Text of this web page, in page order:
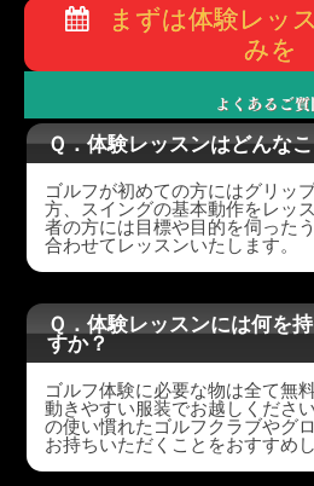
まずは体験レッ
みを
Ｑ．体験レッスンはどんな
ゴルフが初めての方にはグリッ
方、スイングの基本動作をレッ
者の方には目標や目的を伺った
合わせてレッスンいたします。
Ｑ．体験レッスンには何を
すか？
ゴルフ体験に必要な物は全て無
動きやすい服装でお越しくださ
の使い慣れたゴルフクラブやグ
お持ちいただくことをおすすめし